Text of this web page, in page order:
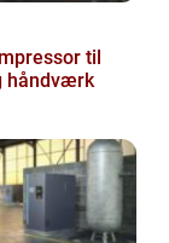
til
håndværk